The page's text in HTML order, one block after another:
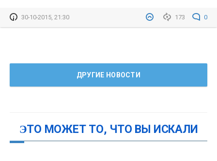
173 0
30-10-2015, 21:30
ДРУГИЕ НОВОСТИ
ЭТО МОЖЕТ ТО, ЧТО ВЫ ИСКАЛИ